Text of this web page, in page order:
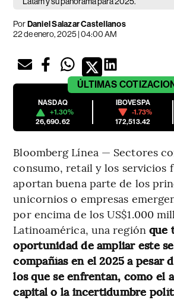
PorDaniel Salazar Castellanos
22 de enero, 2025 | 04:00 AM
ÚLTIMAS
NASDAQ
+1.30%
26,690.62
IBOVESPA
-1.73%
172,513.42
Bloomberg Línea — Sectores
consumo, retail y los servicios
aportan buena parte de los
unicornios o empresas
por encima de los US$1.000
Latinoamérica, una región que
oportunidad de ampliar este
compañías en el 2025 a pesar
los que se enfrentan, como el
capital o la incertidumbre